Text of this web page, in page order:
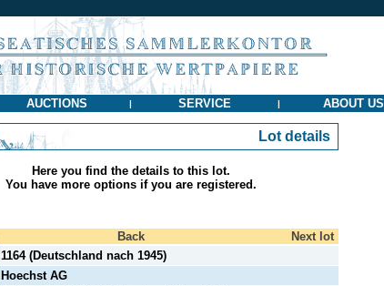
AUCTIONS | SERVICE | ABOUT US
Lot details
Here you find the details to this lot.
You have more options if you are registered.
Back
Next lot
1164 (Deutschland nach 1945)
Hoechst AG